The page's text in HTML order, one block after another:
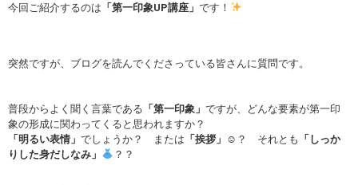
今回ご紹介するのは 「第一印象UP講座」 です！
突然ですが、ブログを読んでくださっている皆さんに質問です。
普段からよく聞く言葉である 「第一印象」 ですが、どんな要素が第一印
象の形成に関わってくると思われますか？
「明るい表情」 でしょうか？ または 「挨拶」 ☺？ それとも 「しっか
りした身だしなみ」
？？